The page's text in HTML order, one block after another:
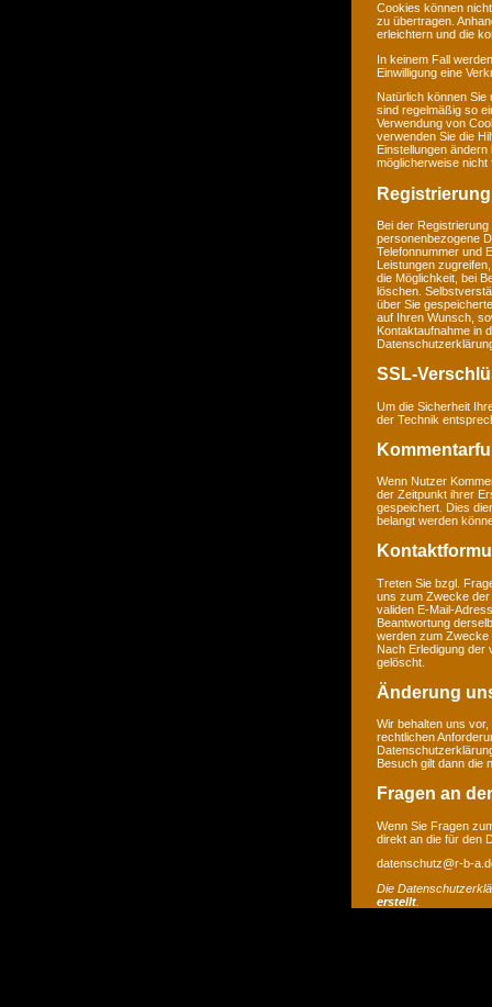
Cookies können
zu übertragen.
erleichtern und die
In keinem Fall
Einwilligung eine
Natürlich können
sind regelmäßig so
Verwendung von
verwenden Sie die
Einstellungen
möglicherweise nicht
Bei der
personenbezogene
Telefonnummer und
Leistungen
die Möglichkeit, bei
löschen.
über Sie
auf Ihren Wunsch,
Kontaktaufnahme in
SSL-
Um die Sicherheit
der Technik
Wenn Nutzer
der Zeitpunkt ihrer
gespeichert. Dies
belangt werden
Treten Sie bzgl.
uns zum Zwecke der
validen E-Mail-
Beantwortung
werden zum Zwecke
Nach Erledigung der
gelöscht.
Änderung
Wir behalten uns
rechtlichen
Besuch gilt dann die
Fragen an
Wenn Sie Fragen
direkt an die für den
datenschutz@r-b-
Die
erstellt